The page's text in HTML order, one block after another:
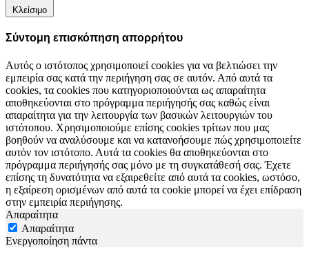
Κλείσιμο
Σύντομη επισκόπηση απορρήτου
Αυτός ο ιστότοπος χρησιμοποιεί cookies για να βελτιώσει την
εμπειρία σας κατά την περιήγηση σας σε αυτόν. Από αυτά τα
cookies, τα cookies που κατηγοριοποιούνται ως απαραίτητα
αποθηκεύονται στο πρόγραμμα περιήγησής σας καθώς είναι
απαραίτητα για την λειτουργία των βασικών λειτουργιών του
ιστότοπου. Χρησιμοποιούμε επίσης cookies τρίτων που μας
βοηθούν να αναλύσουμε και να κατανοήσουμε πώς χρησιμοποιείτε
αυτόν τον ιστότοπο. Αυτά τα cookies θα αποθηκεύονται στο
πρόγραμμα περιήγησής σας μόνο με τη συγκατάθεσή σας. Έχετε
επίσης τη δυνατότητα να εξαιρεθείτε από αυτά τα cookies, ωστόσο,
η εξαίρεση ορισμένων από αυτά τα cookie μπορεί να έχει επίδραση
στην εμπειρία περιήγησης.
Απαραίτητα
Απαραίτητα
Ενεργοποίηση πάντα